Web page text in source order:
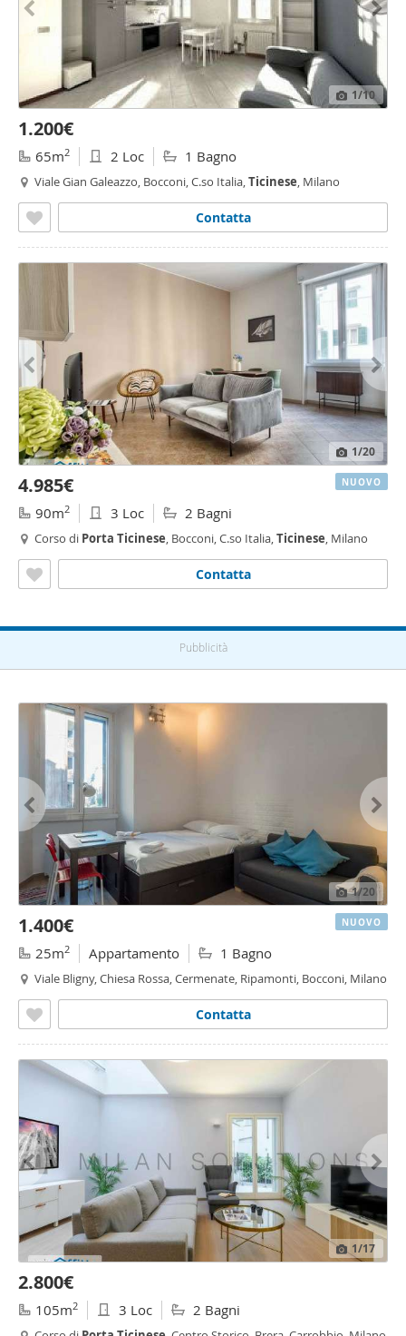
1/10
1.200€
65m2 2 Loc 1 Bagno
Viale Gian Galeazzo, Bocconi, C.so Italia,Ticinese, Milano
Contatta
1/20
4.985€
90m2 3 Loc 2 Bagni
Corso di Porta Ticinese, Bocconi, C.so Italia,Ticinese, Milano
Contatta
NUOVO
Pubblicità
1/20
1.400€
25m2 Appartamento 1 Bagno
Viale Bligny, Chiesa Rossa, Cermenate, Ripamonti, Bocconi, Milano
Contatta
NUOVO
1/17
2.800€
105m2 3 Loc 2 Bagni